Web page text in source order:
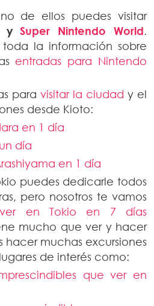
de ellos puedes visitar
ySuper Nintendo World.
la información sobre
entradas para Nintendo
para visitar la ciudad y el
desde Kioto:
en 1 día
día
en 1 día
puedes dedicarle todos
pero nosotros te vamos
en Tokio en 7 días
mucho que ver y hacer
hacer muchas excursiones
de interés como:
que ver en